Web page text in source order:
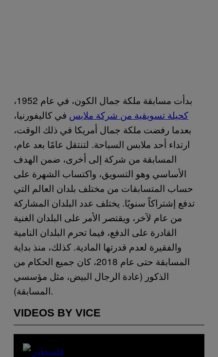
بدأت مسابقة ملكة جمال الكون، في عام 1952،
كحيلة تسويقية من شركة ملابس في كاليفورنيا،
بعدما رفضت ملكة جمال أمريكا في ذلك الوقت،
ارتداء أحد ملابس السباحة. لتنتقل عامًا بعد عام،
المسابقة من شركة إلى أخرى، ضمن الهدف
الأساسي وهو التسويق، واكتساب الشهرة على
حساب المتسابقات من مختلف بلدان العالم التي
تدفع إشتراكاً سنويًا. يختلف عدد البلدان المشاركة
من عام لآخر، ويقتصر الأمر على البلدان الغنية
القادرة على الدفع، فيما تحرم البلدان النامية
والفقيرة لعدم قدرتها المادية. كذلك، منذ بداية
المسابقة حتى عام 2018، كان جميع الحكام من
الذكور (عادة الرجال البيض، مثل مؤسسي
المسابقة).
VIDEOS BY VICE